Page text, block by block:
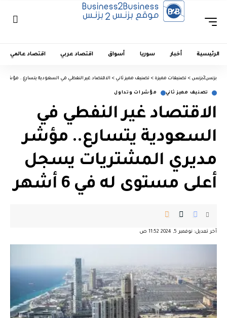
الرئيسية أخبار سوريا أسواق اقتصاد عربي اقتصاد عالمي
بزنس2بزنس > تصنيفات مميزة > تصنيف مميز ثاني > الاقتصاد غير النفطي في السعودية يتسارع.. مؤشر
تصنيف مميز ثاني مؤشرات وتداول
الاقتصاد غير النفطي في
السعودية يتسارع.. مؤشر
مديري المشتريات يسجل
أعلى مستوى له في 6 أشهر
آخر تعديل: نوفمبر 5, 2024 11:52 ص